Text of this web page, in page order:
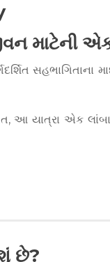
માટેની
સહભાગિતાના
યાત્રા એક લાંબા
છે?